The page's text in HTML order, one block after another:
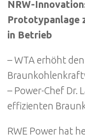
NRW-
Prototypanlage
in Betrieb
– WTA erhöht
– Power-Chef Dr.
effizienten
RWE Power hat